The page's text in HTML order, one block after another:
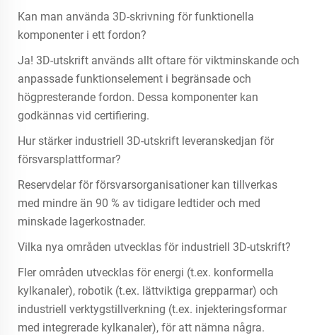
Kan man använda 3D-skrivning för funktionella
komponenter i ett fordon?
Ja! 3D-utskrift används allt oftare för viktminskande och
anpassade funktionselement i begränsade och
högpresterande fordon. Dessa komponenter kan
godkännas vid certifiering.
Hur stärker industriell 3D-utskrift leveranskedjan för
försvarsplattformar?
Reservdelar för försvarsorganisationer kan tillverkas
med mindre än 90 % av tidigare ledtider och med
minskade lagerkostnader.
Vilka nya områden utvecklas för industriell 3D-utskrift?
Fler områden utvecklas för energi (t.ex. konformella
kylkanaler), robotik (t.ex. lättviktiga grepparmar) och
industriell verktygstillverkning (t.ex. injekteringsformar
med integrerade kylkanaler), för att nämna några.